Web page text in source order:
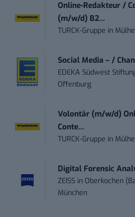
Online-Redakteur /
(m/w/d) B2...
TURCK-Gruppe in
Social Media – /
EDEKA Südwest
Offenburg
Volontär (m/w/d)
Conte...
TURCK-Gruppe in
Digital Forensic
ZEISS in Oberkochen
München